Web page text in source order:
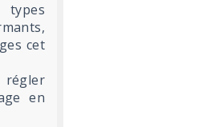
types
cet
régler
en